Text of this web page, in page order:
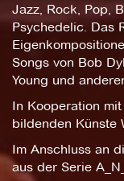
Jazz, Rock, Pop,
Psychedelic. Das
Songs von Bob
Young und
In Kooperation
bildenden Künste
Im Anschluss an
aus der Serie